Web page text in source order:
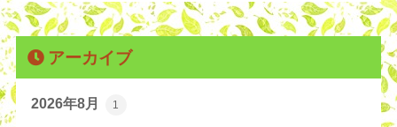
アーカイブ
2026年8月 1